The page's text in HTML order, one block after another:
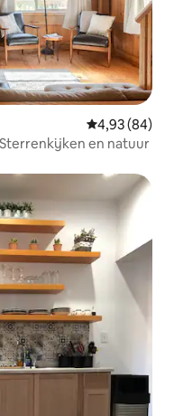
Gemiddelde
4,93 (84)
en natuur